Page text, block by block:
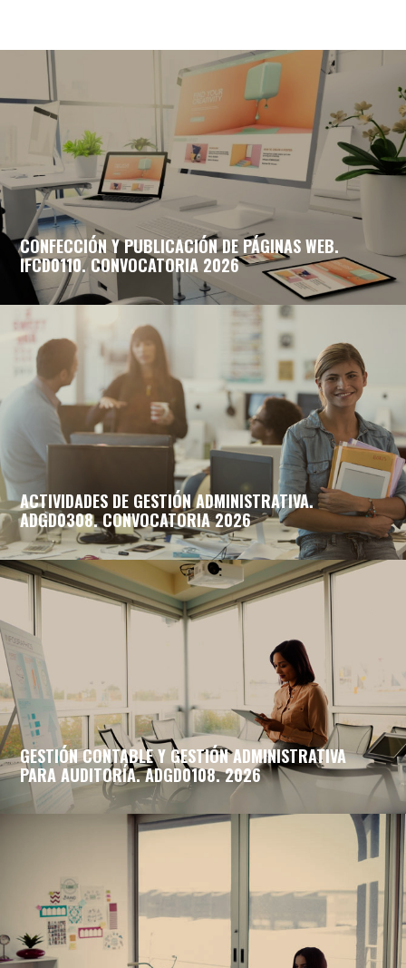
CONFECCIÓN Y PUBLICACIÓN DE PÁGINAS WEB.
IFCD0110. CONVOCATORIA 2026
ACTIVIDADES DE GESTIÓN ADMINISTRATIVA.
ADGD0308. CONVOCATORIA 2026
GESTIÓN CONTABLE Y GESTIÓN ADMINISTRATIVA
PARA AUDITORÍA. ADGD0108. 2026